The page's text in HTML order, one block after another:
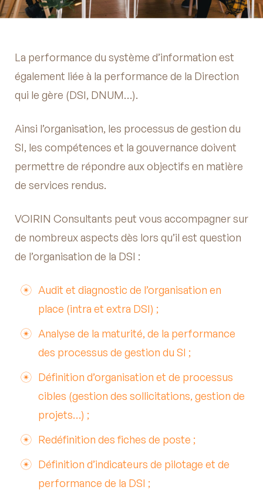
La performance du système d’information est
également liée à la performance de la Direction
qui le gère (DSI, DNUM…).
Ainsi l’organisation, les processus de gestion du
SI, les compétences et la gouvernance doivent
permettre de répondre aux objectifs en matière
de services rendus.
VOIRIN Consultants peut vous accompagner sur
de nombreux aspects dès lors qu’il est question
de l’organisation de la DSI :
Audit et diagnostic de l’organisation en
place (intra et extra DSI) ;
Analyse de la maturité, de la performance
des processus de gestion du SI ;
Définition d’organisation et de processus
cibles (gestion des sollicitations, gestion de
projets…) ;
Redéfinition des fiches de poste ;
Définition d’indicateurs de pilotage et de
performance de la DSI ;
stratégie de mon organisation
Définir, piloter et accompagner ma
conformité ou certification
Etre accompagné dans la refonte
Former mes équipes
Structurer et optimiser mon système
d'information
Tous nos services sont
personnalisés à vos besoins